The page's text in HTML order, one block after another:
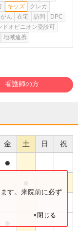
キッズ
クレカ
がん 在宅 訪問
DPC
ドオピニオン受診可
地域連携
看護師の方
金 土 日 祝
●
す。来院前に必ず
×閉じる